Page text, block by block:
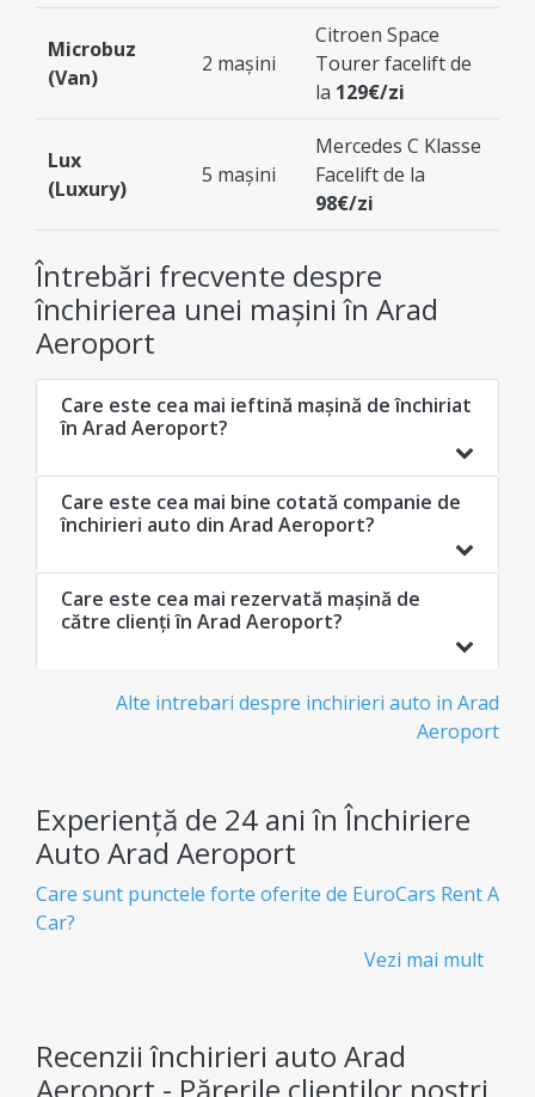
Microbuz
(Van)
2 mașini
Citroen Space
Tourer facelift de
la 129€/zi
Lux
(Luxury)
5 mașini
Mercedes C Klasse
Facelift de la
98€/zi
Întrebări frecvente despre
închirierea unei mașini în Arad
Aeroport
Care este cea mai ieftină mașină de închiriat
în Arad Aeroport?
Care este cea mai bine cotată companie de
închirieri auto din Arad Aeroport?
Care este cea mai rezervată mașină de
către clienți în Arad Aeroport?
Alte intrebari despre inchirieri auto in Arad
Aeroport
Experiență de 24 ani în Închiriere
Auto Arad Aeroport
Care sunt punctele forte oferite de EuroCars Rent A
Car?
Închirieri auto ieftine și transparente - Fără
Știi exact ce plătești de la bun început, fără taxe
ascunse.
Vezi mai mult
Recenzii închirieri auto Arad